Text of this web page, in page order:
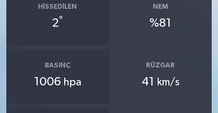
HISSEDILEN
2°
NEM
%81
BASINÇ
1006 hpa
RÜZGAR
41 km/s